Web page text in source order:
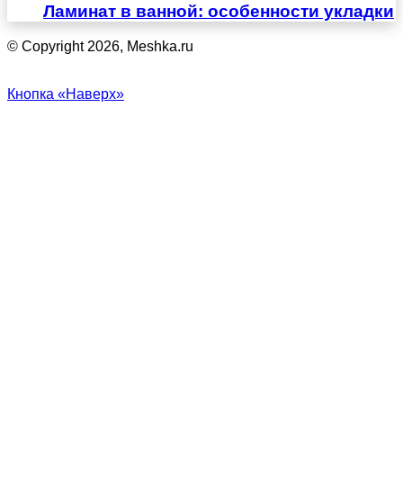
Ламинат в ванной: особенности укладки
© Copyright 2026, Meshka.ru
Кнопка «Наверх»